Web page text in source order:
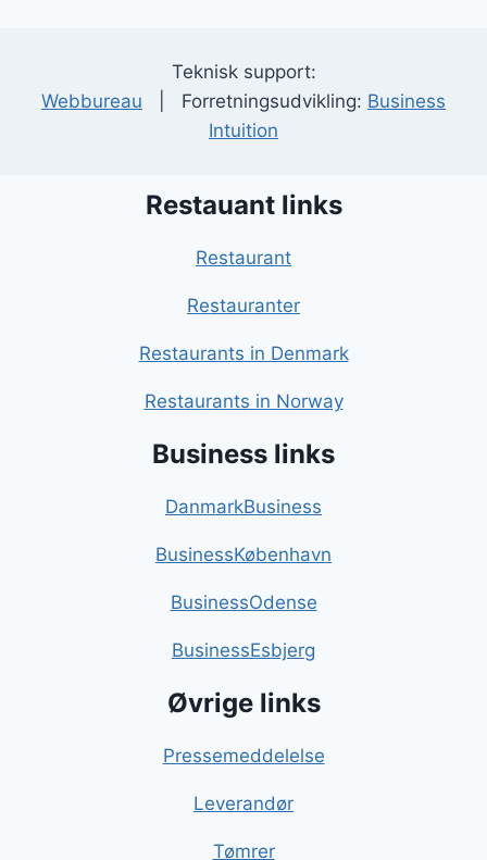
Teknisk support:
Webbureau | Forretningsudvikling: Business
Intuition
Restauant links
Restaurant
Restauranter
Restaurants in Denmark
Restaurants in Norway
Business links
DanmarkBusiness
BusinessKøbenhavn
BusinessOdense
BusinessEsbjerg
Øvrige links
Pressemeddelelse
Leverandør
Tømrer